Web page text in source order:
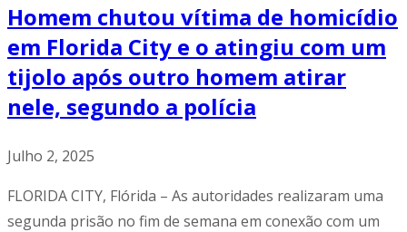
Homem chutou vítima de homicídio
em Florida City e o atingiu com um
tijolo após outro homem atirar
nele, segundo a polícia
Julho 2, 2025
FLORIDA CITY, Flórida – As autoridades realizaram uma
segunda prisão no fim de semana em conexão com um